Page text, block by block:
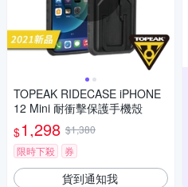
TOPEAK RIDECASE iPHONE
12 Mini 耐衝擊保護手機殼
$1,298 $1,380
限時下殺
券
貨到通知我